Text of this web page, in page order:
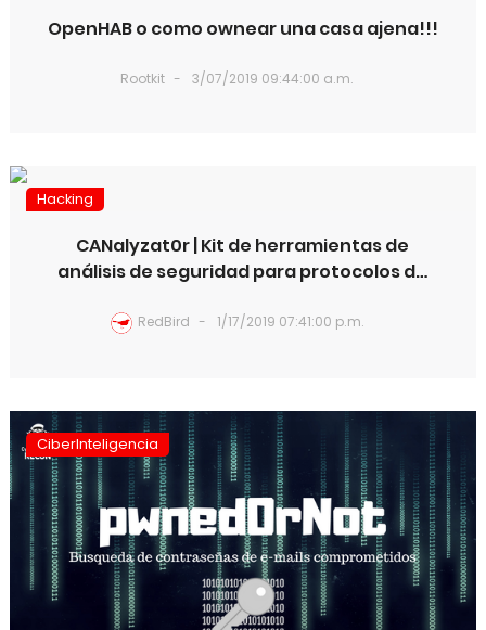
OpenHAB o como ownear una casa ajena!!!
Rootkit 3/07/2019 09:44:00 a.m.
Hacking
CANalyzat0r | Kit de herramientas de
análisis de seguridad para protocolos de
RedBird 1/17/2019 07:41:00 p.m.
CiberInteligencia